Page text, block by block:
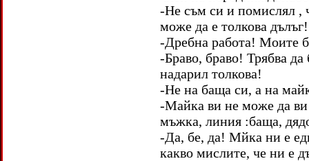
-Не съм си и помислял ,
може да е толкова дълъг!
-Дребна работа! Моите
-Браво, браво! Трябва да
надарил толкова!
-Не на баща си, а на
-Майка ви не може да
мъжка, линия :баща,
-Да, бе, да! Мйка ни е
какво мислите, че ни е